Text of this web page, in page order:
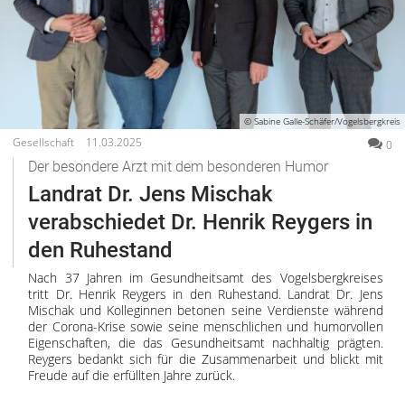
© Sabine Galle-Schäfer/Vogelsbergkreis
Gesellschaft 11.03.2025 0
Der besondere Arzt mit dem besonderen Humor
Landrat Dr. Jens Mischak
verabschiedet Dr. Henrik Reygers in
den Ruhestand
Nach 37 Jahren im Gesundheitsamt des Vogelsbergkreises
tritt Dr. Henrik Reygers in den Ruhestand. Landrat Dr. Jens
Mischak und Kolleginnen betonen seine Verdienste während
der Corona-Krise sowie seine menschlichen und humorvollen
Eigenschaften, die das Gesundheitsamt nachhaltig prägten.
Reygers bedankt sich für die Zusammenarbeit und blickt mit
Freude auf die erfüllten Jahre zurück.